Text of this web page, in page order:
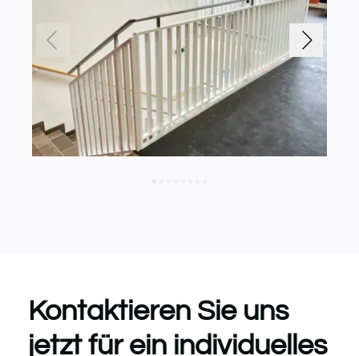
Kontaktieren Sie uns
jetzt für ein individuelles